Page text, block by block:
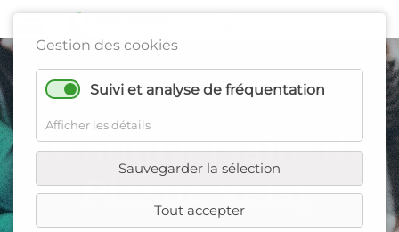
Gestion des cookies
Suivi et analyse de fréquentation
Afficher les détails
Sauvegarder la sélection
Tout accepter
3e anniversaire de
Plastic Velay